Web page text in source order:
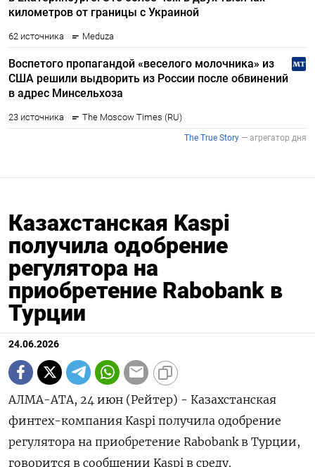
Казахстанская Kaspi
получила одобрение
регулятора на
приобретение Rabobank в
Турции
24.06.2026
АЛМА-АТА, 24 июн (Рейтер) - Казахстанская
финтех-компания Kaspi получила одобрение
регулятора ‌на приобретение Rabobank в Турции,
говорится в сообщении Kaspi ​в ​среду.